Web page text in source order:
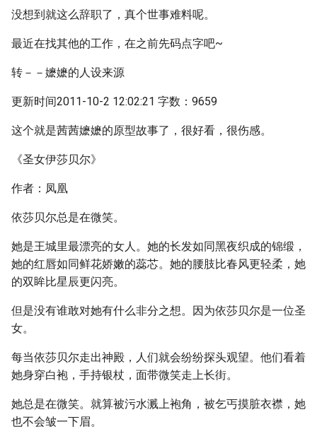
没想到就这么辞职了，真个世事难料呢。
最近在找其他的工作，在之前先码点字吧~
转－－嬷嬷的人设来源
更新时间2011-10-2 12:02:21 字数：9659
这个就是茜茜嬷嬷的原型故事了，很好看，很伤感。
《圣女伊莎贝尔》
作者：凤凰
依莎贝尔总是在微笑。
她是王城里最漂亮的女人。她的长发如同黑夜织成的锦缎，
她的红唇如同鲜花娇嫩的蕊芯。她的腰肢比春风更轻柔，她
的双眸比星辰更闪亮。
但是没有谁敢对她有什么非分之想。因为依莎贝尔是一位圣
女。
每当依莎贝尔走出神殿，人们就会纷纷探头观望。他们看着
她身穿白袍，手持银杖，面带微笑走上长街。
她总是在微笑。就算被污水溅上袍角，被乞丐摸脏衣襟，她
也不会皱一下眉。